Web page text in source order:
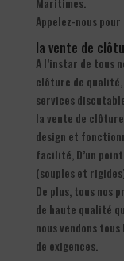
Appelez-nous
la vente de
A l’instar de tous
clôture de qualité,
services
la vente de
design et
facilité, D’un
(souples et
De plus, tous nos
de haute qualité
nous vendons
de exigences.